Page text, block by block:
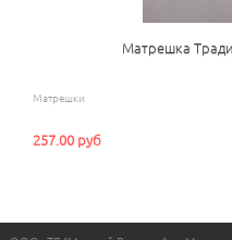
Матрешка
Матрешки
257.00 руб